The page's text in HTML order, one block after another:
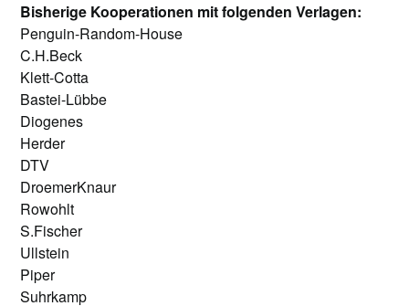
Bisherige Kooperationen mit folgenden Verlagen:
Penguin-Random-House
C.H.Beck
Klett-Cotta
Bastei-Lübbe
Diogenes
Herder
DTV
DroemerKnaur
Rowohlt
S.Fischer
Ullstein
Piper
Suhrkamp